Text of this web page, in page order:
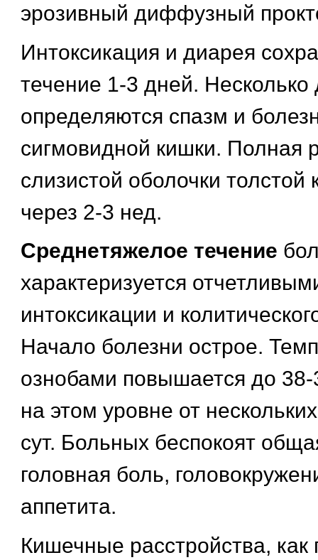
эрозивный диффузный
Интоксикация и диарея
течение 1-3 дней.
определяются спазм и
сигмовидной кишки. Полная
слизистой оболочки толстой
через 2-3 нед.
Среднетяжелое течение
характеризуется
интоксикации и
Начало болезни острое.
ознобами повышается до
на этом уровне от
сут. Больных беспокоят
головная боль,
аппетита.
Кишечные расстройства, как